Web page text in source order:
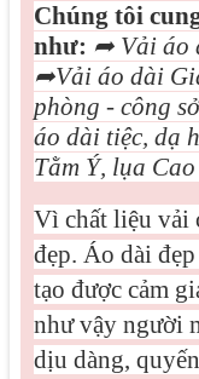
Chúng tôi
như: ➦Vải áo
➦Vải áo dài
phòng - công
áo dài tiệc, dạ
Tằm Ý, lụa
Vìchất liệu vải
đẹp. Áo dài
tạo được cảm
như vậy người
dịu dàng,